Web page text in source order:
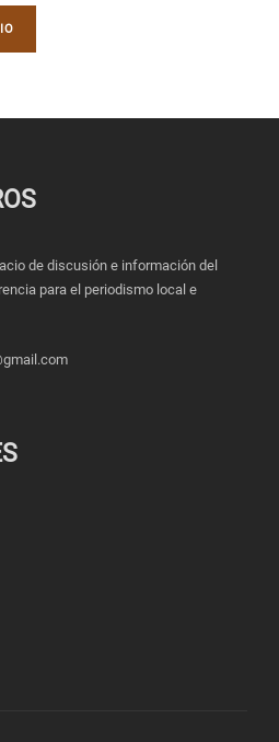
de discusión e información del
para el periodismo local e